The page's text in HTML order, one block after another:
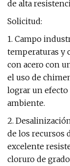
de alta
Solicitud:
1. Campo
temperaturas y
con acero con
el uso de
lograr un
ambiente.
2.
de los recursos
excelente
cloruro de